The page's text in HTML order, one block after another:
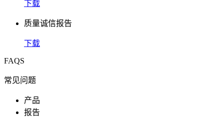
下载
质量诚信报告
下载
FAQS
常见问题
产品
报告